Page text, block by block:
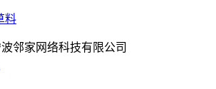
料
邻家网络科技有限公司